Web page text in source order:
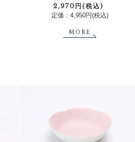
2,970円(税込)
定価：4,950円(税込)
MORE